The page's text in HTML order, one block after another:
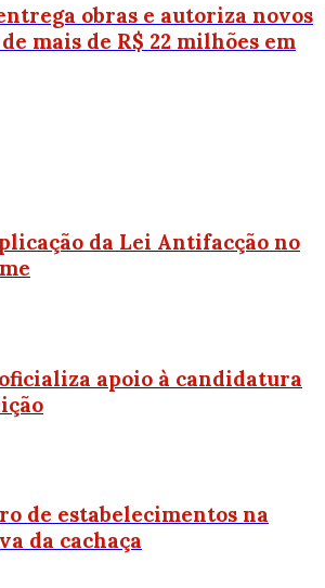
obras e autoriza novos
mais de R$ 22 milhões em
da Lei Antifacção no
apoio à candidatura
de estabelecimentos na
da cachaça